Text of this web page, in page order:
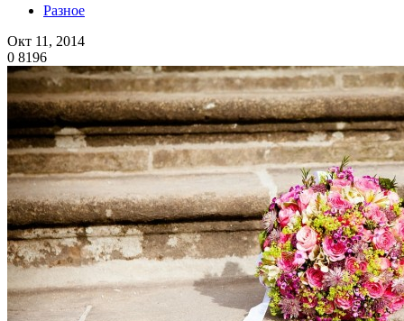
Разное
Окт 11, 2014
0 8196